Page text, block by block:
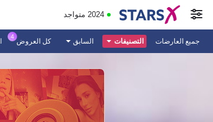
2024 متواجد
جميع العارضات التصنيفات السابق كل العروض